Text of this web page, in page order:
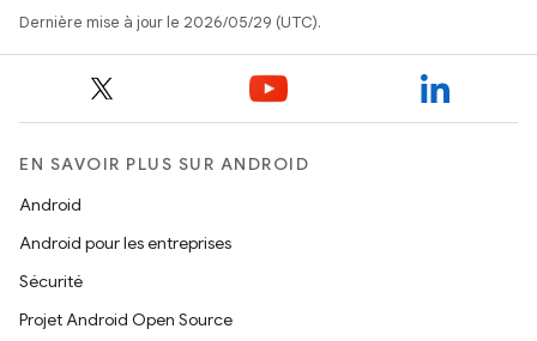
Dernière mise à jour le 2026/05/29 (UTC).
EN SAVOIR PLUS SUR ANDROID
Android
Android pour les entreprises
Sécurité
Projet Android Open Source